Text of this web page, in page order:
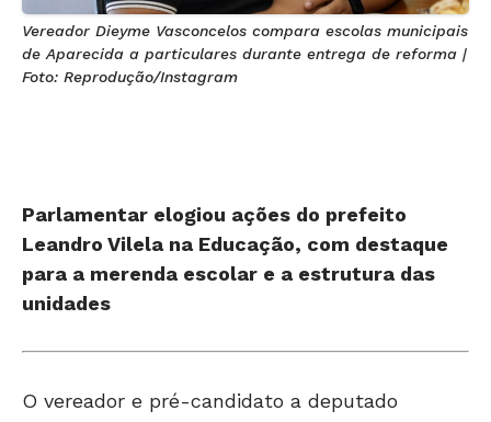
Vereador Dieyme Vasconcelos compara escolas municipais
de Aparecida a particulares durante entrega de reforma |
Foto: Reprodução/Instagram
Leandro Vilela na Educação, com destaque
para a merenda escolar e a estrutura das
unidades
estadual Dieyme Vasconcelos comparou, nesta